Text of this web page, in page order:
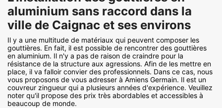
aluminium sans raccord dans la
ville de Caignac et ses environs
Il y a une multitude de matériaux qui peuvent composer les
gouttières. En fait, il est possible de rencontrer des gouttières
en aluminium. Il n'y a pas de raison de craindre pour la
résistance de la structure aux agressions. Afin de les mettre en
place, il va falloir convier des professionnels. Dans ce cas, nous
vous proposons de vous adresser à Amiens Germain. Il est un
couvreur zingueur qui a plusieurs années d'expérience. Veuillez
noter qu'il propose des prix très abordables et accessibles à
beaucoup de monde.